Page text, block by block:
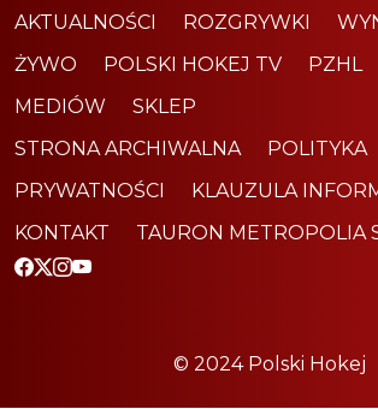
AKTUALNOŚCI ROZGRYWKI
ŻYWO
POLSKI HOKEJ TV PZHL
MEDIÓW
SKLEP
STRONA ARCHIWALNA
POLITYKA
PRYWATNOŚCI
KLAUZULA
KONTAKT
TAURON METROPOLIA
© 2024 Polski Hokej